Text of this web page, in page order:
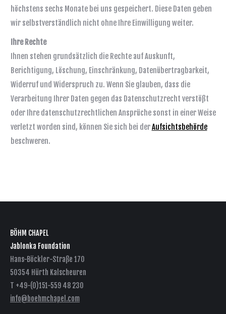
höchstens sechs Monate bei uns gespeichert. Diese Daten geben
wir selbstverständlich nicht ohne Ihre Einwilligung weiter.
Ihre Rechte
Ihnen stehen grundsätzlich die Rechte auf Auskunft,
Berichtigung, Löschung, Einschränkung, Datenübertragbarkeit,
Widerruf und Widerspruch zu. Wenn Sie glauben, dass die
Verarbeitung Ihrer Daten gegen das Datenschutzrecht verstößt
oder Ihre datenschutzrechtlichen Ansprüche sonst in einer Weise
verletzt worden sind, können Sie sich bei derAufsichtsbehörde
beschweren.
BÖHM CHAPEL
Jablonka Foundation
Hans-Böckler-Straße 170
50354 Hürth Kalscheuren
T +49-(0)151-559 48 230
info@boehmchapel.com